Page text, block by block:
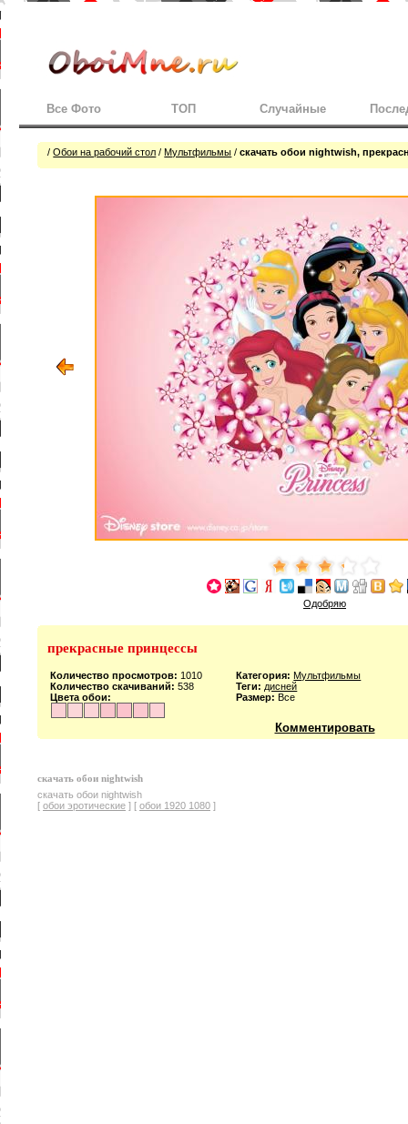
Все Фото ТОП Случайные
/Обои на рабочий стол / Мультфильмы /скачать обои nightwish,
Одобряю
прекрасные принцессы
Количество просмотров: 1010
Количество скачиваний: 538
Цвета обои:
Категория: Мультфильмы
Теги: дисней
Размер: Все
Комментировать
скачать обои nightwish
скачать обои nightwish
[ обои эротические ] [ обои 1920 1080 ]